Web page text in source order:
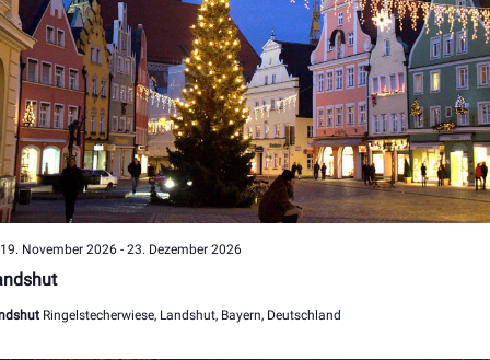
19. November 2026- 23. Dezember 2026
Ringelstecherwiese, Landshut, Bayern, Deutschland